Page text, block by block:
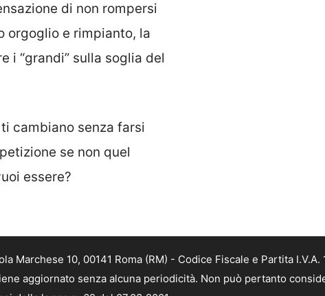
di non rompersi
orgoglio e rimpianto, la
i “grandi” sulla soglia del
cambiano senza farsi
se non quel
essere?
Marchese 10, 00141 Roma (RM) - Codice Fiscale e Partita I.V.A.
aggiornato senza alcuna periodicità. Non può pertanto